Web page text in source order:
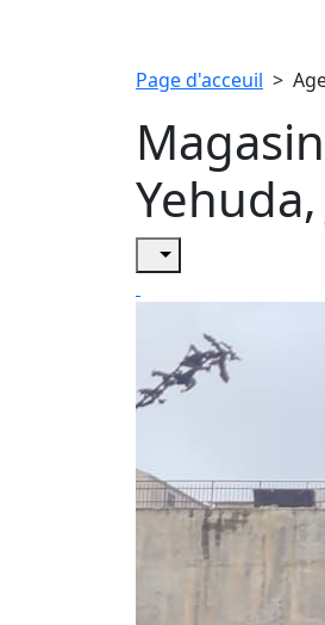
Page d'acceuil >